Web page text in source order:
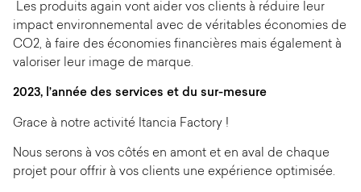
Les produits again vont aider vos clients à réduire leur
impact environnemental avec de véritables économies de
CO2, à faire des économies financières mais également à
valoriser leur image de marque.
2023, l’année des services et du sur-mesure
Grace à notre activité Itancia Factory !
Nous serons à vos côtés en amont et en aval de chaque
projet pour offrir à vos clients une expérience optimisée.